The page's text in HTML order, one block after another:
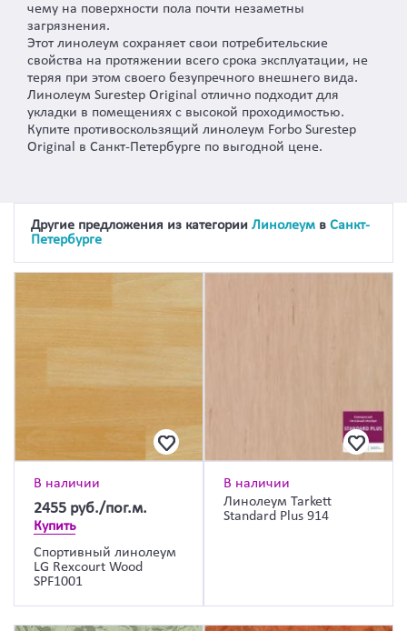
чему на поверхности пола почти незаметны
загрязнения.
Этот линолеум сохраняет свои потребительские
свойства на протяжении всего срока эксплуатации, не
теряя при этом своего безупречного внешнего вида.
Линолеум Surestep Original отлично подходит для
укладки в помещениях с высокой проходимостью.
Купите противоскользящий линолеум Forbo Surestep
Original в Санкт-Петербурге по выгодной цене.
Другие предложения из категории Линолеум в Санкт-
Петербурге
В наличии
2455 руб./пог.м.
Купить
Спортивный линолеум
LG Rexcourt Wood
SPF1001
В наличии
Линолеум Tarkett
Standard Plus 914